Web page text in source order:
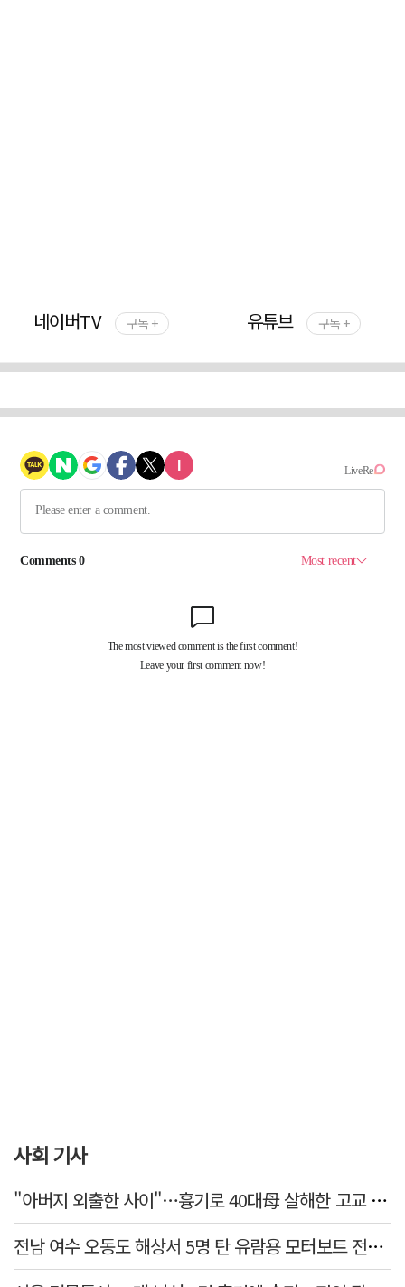
네이버TV 구독 + 유튜브 구독 +
사회 기사
"아버지 외출한 사이"…흉기로 40대母 살해한 고교 자퇴생, 구속 기로에
전남 여수 오동도 해상서 5명 탄 유람용 모터보트 전복…2명 숨져